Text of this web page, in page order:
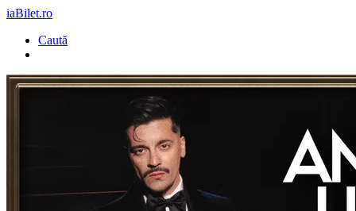
iaBilet.ro
Caută